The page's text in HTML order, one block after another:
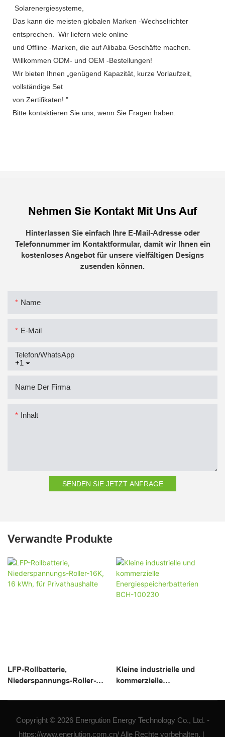
Solarenergiesysteme,
Das kann die meisten globalen Marken -Wechselrichter
entsprechen. Wir liefern viele online
und Offline -Marken, die auf Alibaba Geschäfte machen.
Willkommen ODM- und OEM -Bestellungen!
Wir bieten Ihnen „genügend Kapazität, kurze Vorlaufzeit,
vollständige Set
von Zertifikaten! "
Bitte kontaktieren Sie uns, wenn Sie Fragen haben.
Nehmen Sie Kontakt Mit Uns Auf
Hinterlassen Sie einfach Ihre E-Mail-Adresse oder
Telefonnummer im Kontaktformular, damit wir Ihnen ein
kostenloses Angebot für unsere vielfältigen Designs
zusenden können.
Name
E-Mail
+1
Telefon/WhatsApp
Name Der Firma
Inhalt
SENDEN SIE JETZT ANFRAGE
Verwandte Produkte
LFP-Rollbatterie,
Niederspannungs-Roller-
Privathaushalte
Kleine industrielle und
kommerzielle
BCH-100230
Copyright © 2026 Energution Energy Technology Co., Ltd. -
https://www.enerlution.com.cn/ Alle Rechte vorbehalten. |